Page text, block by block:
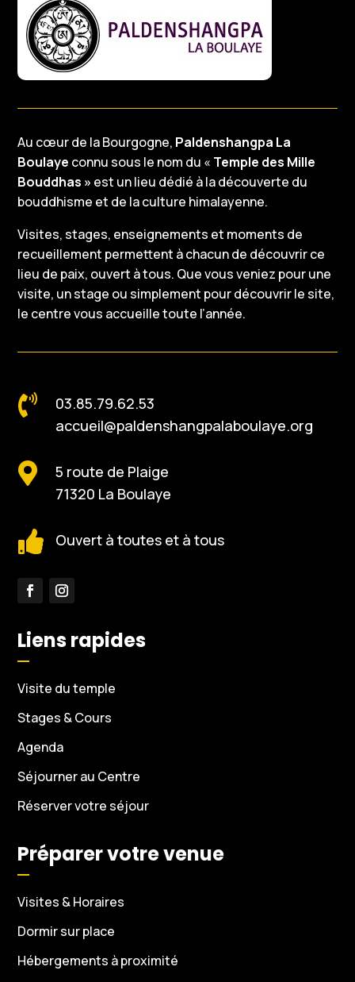
Au cœur de la Bourgogne, Paldenshangpa La
Boulaye connu sous le nom du « Temple des Mille
Bouddhas » est un lieu dédié à la découverte du
bouddhisme et de la culture himalayenne.
Visites, stages, enseignements et moments de
recueillement permettent à chacun de découvrir ce
lieu de paix, ouvert à tous. Que vous veniez pour une
visite, un stage ou simplement pour découvrir le site,
le centre vous accueille toute l’année.

03.85.79.62.53
accueil@paldenshangpalaboulaye.org

5 route de Plaige
71320 La Boulaye
 Ouvert à toutes et à tous
Liens rapides
Visite du temple
Stages & Cours
Agenda
Séjourner au Centre
Réserver votre séjour
Préparer votre venue
Visites & Horaires
Dormir sur place
Hébergements à proximité